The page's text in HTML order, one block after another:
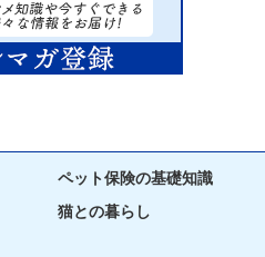
ペット保険の基礎知識
猫との暮らし